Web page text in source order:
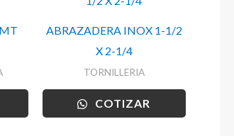
ABRAZADERA INOX 1-1/2
X 2-1/4
TORNILLERIA
COTIZAR